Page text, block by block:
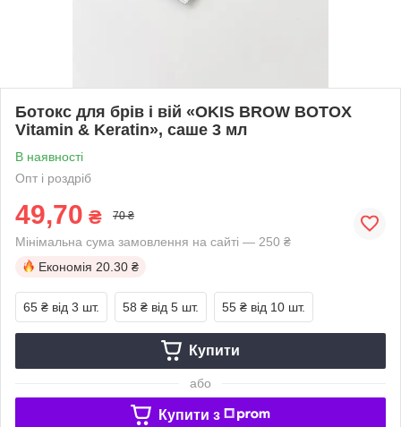
Ботокс для брів і вій «OKIS BROW BOTOX
Vitamin & Keratin», саше 3 мл
В наявності
Опт і роздріб
49,70 ₴ 70 ₴
Мінімальна сума замовлення на сайті — 250 ₴
Економія 20.30 ₴
65 ₴ від 3 шт. 58 ₴ від 5 шт. 55 ₴ від 10 шт.
Купити
або
Купити з